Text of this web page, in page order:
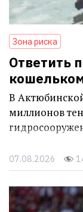
Зона риска
Ответить
В
миллионов
07.08.2026